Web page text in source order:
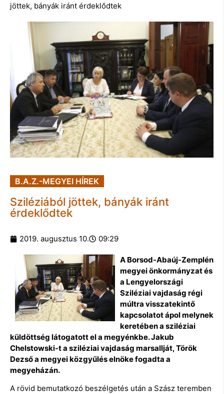
jöttek, bányák iránt érdeklődtek
B.A.Z.-MEGYEI HÍREK
Sziléziából jöttek, bányák iránt
érdeklődtek
2019. augusztus 10. 09:29
A Borsod-Abaúj-Zemplén
megyei önkormányzat és
a Lengyelországi
Sziléziai vajdaság régi
múltra visszatekintő
kapcsolatot ápol melynek
keretében a sziléziai
küldöttség látogatott el a megyénkbe. Jakub
Chelstowski-t a sziléziai vajdaság marsallját, Török
Dezső a megyei közgyűlés elnöke fogadta a
megyeházán.
A rövid bemutatkozó beszélgetés után a Szász teremben